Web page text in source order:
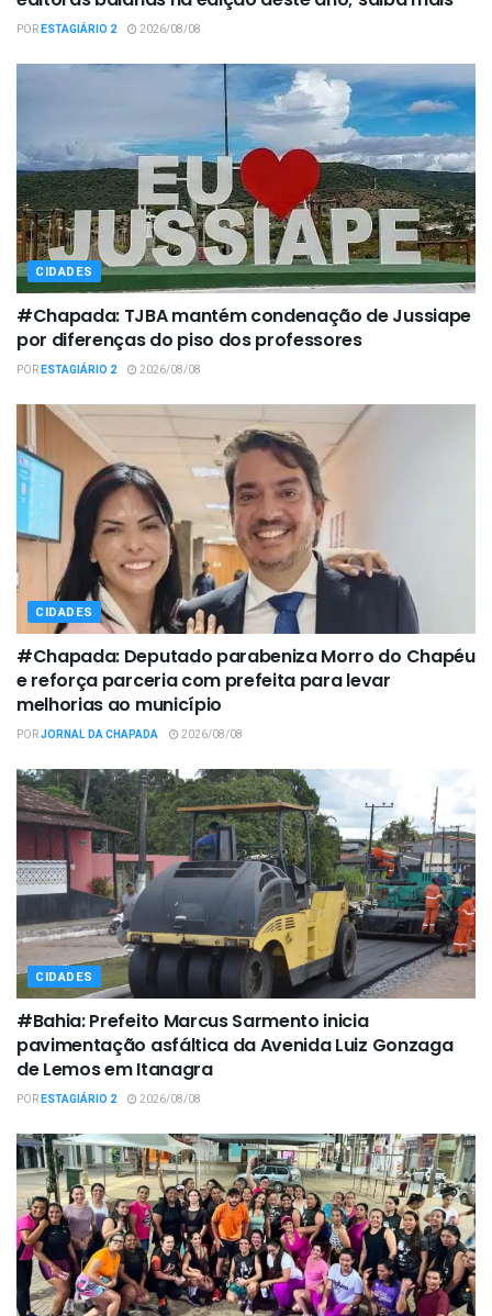
PORESTAGIÁRIO 2 2026/08/08
CIDADES
#Chapada: TJBA mantém condenação de Jussiape
por diferenças do piso dos professores
PORESTAGIÁRIO 2 2026/08/08
CIDADES
#Chapada: Deputado parabeniza Morro do Chapéu
e reforça parceria com prefeita para levar
melhorias ao município
PORJORNAL DA CHAPADA 2026/08/08
CIDADES
#Bahia: Prefeito Marcus Sarmento inicia
pavimentação asfáltica da Avenida Luiz Gonzaga
de Lemos em Itanagra
PORESTAGIÁRIO 2 2026/08/08